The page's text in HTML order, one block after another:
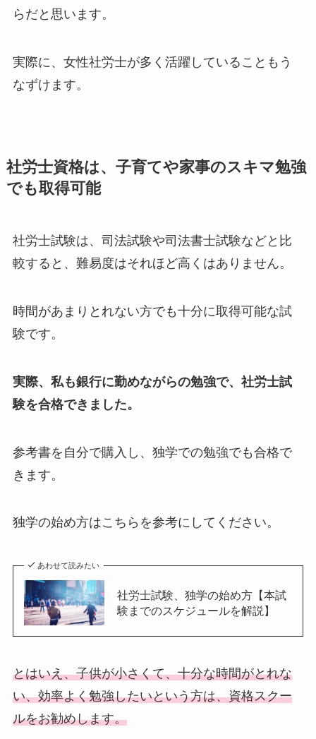
らだと思います。
実際に、女性社労士が多く活躍していることもう
なずけます。
社労士資格は、子育てや家事のスキマ勉強
でも取得可能
社労士試験は、司法試験や司法書士試験などと比
較すると、難易度はそれほど高くはありません。
時間があまりとれない方でも十分に取得可能な試
験です。
実際、私も銀行に勤めながらの勉強で、社労士試
験を合格できました。
参考書を自分で購入し、独学での勉強でも合格で
きます。
独学の始め方はこちらを参考にしてください。
あわせて読みたい
社労士試験、独学の始め方【本試
験までのスケジュールを解説】
とはいえ、子供が小さくて、十分な時間がとれな
い、効率よく勉強したいという方は、資格スクー
ルをお勧めします。